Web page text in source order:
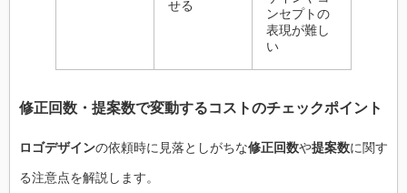
せる
ンセプトの
表現が難し
い
修正回数・提案数で変動するコストのチェックポイント
ロゴデザインの依頼時に見落としがちな修正回数や提案数に関す
る注意点を解説します。